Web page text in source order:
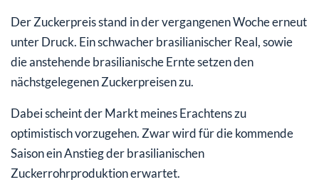
Der Zuckerpreis stand in der vergangenen Woche erneut
unter Druck. Ein schwacher brasilianischer Real, sowie
die anstehende brasilianische Ernte setzen den
nächstgelegenen Zuckerpreisen zu.
Dabei scheint der Markt meines Erachtens zu
optimistisch vorzugehen. Zwar wird für die kommende
Saison ein Anstieg der brasilianischen
Zuckerrohrproduktion erwartet.